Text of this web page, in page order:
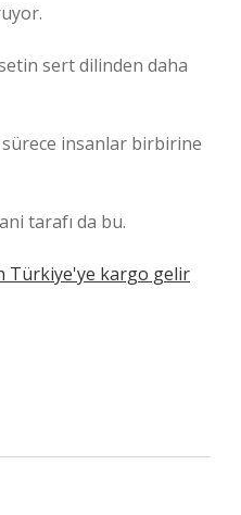
sert dilinden daha
insanlar birbirine
tarafı da bu.
Türkiye'ye kargo gelir